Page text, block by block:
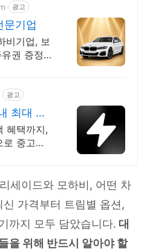
광고
문기업
비기업, 보
권 증정
동
광고
최대 브
혜택까지,
중고거
세이드와 모하비, 어떤 차
가격부터 트림별 옵션,
까지 모두 담았습니다. 대
을 위해 반드시 알아야 할